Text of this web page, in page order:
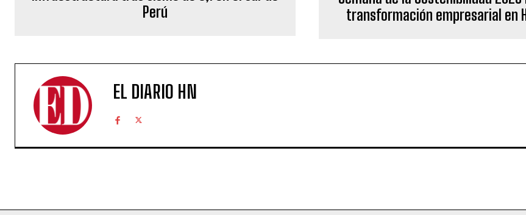
Perú
transformación empresarial en
EL DIARIO HN